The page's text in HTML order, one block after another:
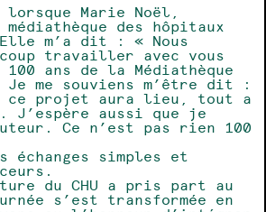
lorsque Marie Noël,
des hôpitaux
m’a dit : « Nous
travailler avec vous
ans de la Médiathèque
Je me souviens m’être dit :
ce projet aura lieu, tout a
aussi que je
Ce n’est pas rien 100
échanges simples et
du CHU a pris part au
s’est transformée en